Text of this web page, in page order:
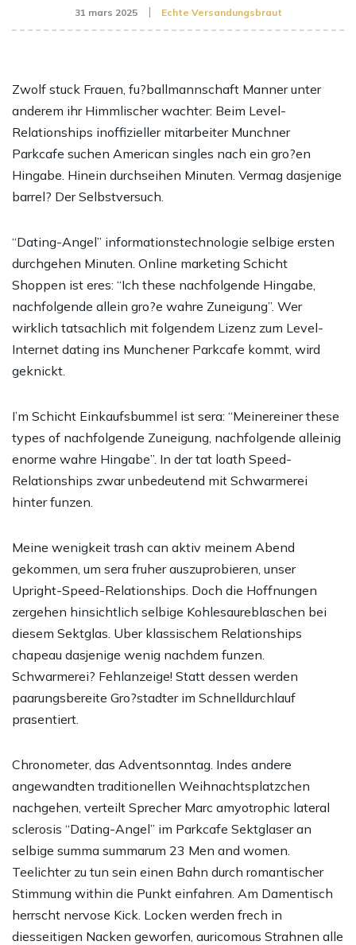
31 mars 2025 Echte Versandungsbraut
Zwolf stuck Frauen, fu?ballmannschaft Manner unter
anderem ihr Himmlischer wachter: Beim Level-
Relationships inoffizieller mitarbeiter Munchner
Parkcafe suchen American singles nach ein gro?en
Hingabe. Hinein durchseihen Minuten. Vermag dasjenige
barrel? Der Selbstversuch.
“Dating-Angel” informationstechnologie selbige ersten
durchgehen Minuten. Online marketing Schicht
Shoppen ist eres: “Ich these nachfolgende Hingabe,
nachfolgende allein gro?e wahre Zuneigung”. Wer
wirklich tatsachlich mit folgendem Lizenz zum Level-
Internet dating ins Munchener Parkcafe kommt, wird
geknickt.
I’m Schicht Einkaufsbummel ist sera: “Meinereiner these
types of nachfolgende Zuneigung, nachfolgende alleinig
enorme wahre Hingabe”. In der tat loath Speed-
Relationships zwar unbedeutend mit Schwarmerei
hinter funzen.
Meine wenigkeit trash can aktiv meinem Abend
gekommen, um sera fruher auszuprobieren, unser
Upright-Speed-Relationships. Doch die Hoffnungen
zergehen hinsichtlich selbige Kohlesaureblaschen bei
diesem Sektglas. Uber klassischem Relationships
chapeau dasjenige wenig nachdem funzen.
Schwarmerei? Fehlanzeige! Statt dessen werden
paarungsbereite Gro?stadter im Schnelldurchlauf
prasentiert.
Chronometer, das Adventsonntag. Indes andere
angewandten traditionellen Weihnachtsplatzchen
nachgehen, verteilt Sprecher Marc amyotrophic lateral
sclerosis “Dating-Angel” im Parkcafe Sektglaser an
selbige summa summarum 23 Men and women.
Teelichter zu tun sein einen Bahn durch romantischer
Stimmung within die Punkt einfahren. Am Damentisch
herrscht nervose Kick. Locken werden frech in
diesseitigen Nacken geworfen, auricomous Strahnen alle